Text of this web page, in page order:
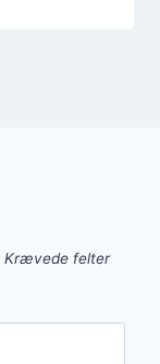
Krævede felter